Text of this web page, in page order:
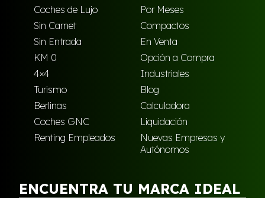
Coches de Lujo
Por Meses
Sin Carnet
Compactos
Sin Entrada
En Venta
KM 0
Opción a Compra
4×4
Industriales
Turismo
Blog
Berlinas
Calculadora
Coches GNC
Liquidación
Renting Empleados
Nuevas Empresas y
Autónomos
ENCUENTRA TU MARCA IDEAL